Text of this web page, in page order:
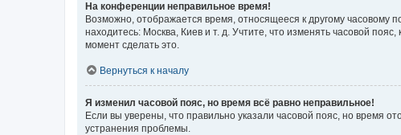
На конференции неправильное время!
Возможно, отображается время, относящееся к другому часовому
находитесь: Москва, Киев и т. д. Учтите, что изменять часовой
момент сделать это.
Вернуться к началу
Я изменил часовой пояс, но время всё равно неправильное!
Если вы уверены, что правильно указали часовой пояс, но время
устранения проблемы.